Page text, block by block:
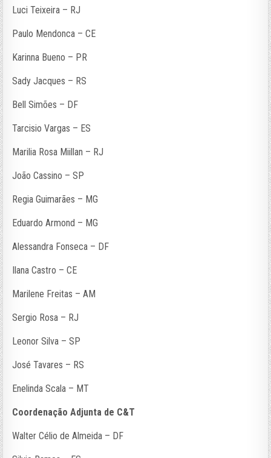
Luci Teixeira – RJ
Paulo Mendonca – CE
Karinna Bueno – PR
Sady Jacques – RS
Bell Simões – DF
Tarcisio Vargas – ES
Marilia Rosa Miillan – RJ
João Cassino – SP
Regia Guimarães – MG
Eduardo Armond – MG
Alessandra Fonseca – DF
Ilana Castro – CE
Marilene Freitas – AM
Sergio Rosa – RJ
Leonor Silva – SP
José Tavares – RS
Enelinda Scala – MT
Coordenação Adjunta de C&T
Walter Célio de Almeida – DF